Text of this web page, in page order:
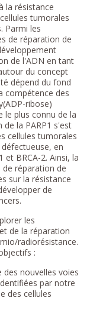
la résistance
tumorales
Parmi les
de réparation de
de l'ADN en tant
du concept
dépend du fond
compétence des
ribose)
le plus connu de la
la PARP1 s'est
cellules tumorales
en
et BRCA-2. Ainsi, la
réparation de
sur la résistance
de
les
de la réparation
radiorésistance.
:
nouvelles voies
par notre
des cellules